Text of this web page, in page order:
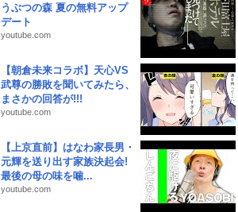
うぶつの森 夏の無料アップ
デート
youtube.com
【朝倉未来コラボ】天心VS
武尊の勝敗を聞いてみたら、
まさかの回答が!!!
youtube.com
【上京直前】はなわ家長男・
元輝を送り出す家族決起会!
最後の母の味を噛...
youtube.com